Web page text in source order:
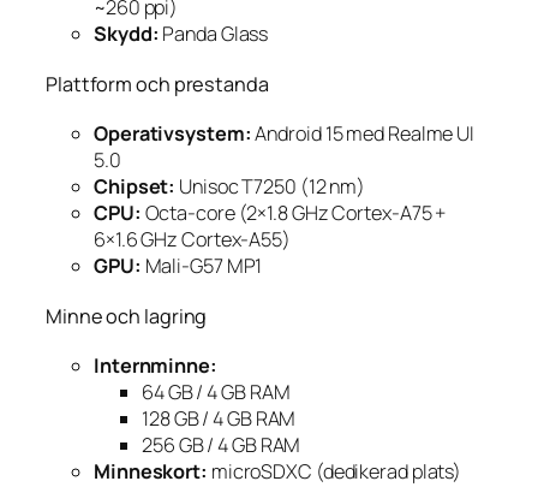
~260 ppi)
Skydd: Panda Glass
Plattform och prestanda
Operativsystem:Android 15 med Realme UI
5.0
Chipset: Unisoc T7250 (12 nm)
CPU: Octa-core (2×1.8 GHz Cortex-A75 +
6×1.6 GHz Cortex-A55)
GPU: Mali-G57 MP1
Minne och lagring
Internminne:
64 GB / 4 GB RAM
128 GB / 4 GB RAM
256 GB / 4 GB RAM
Minneskort: microSDXC (dedikerad plats)